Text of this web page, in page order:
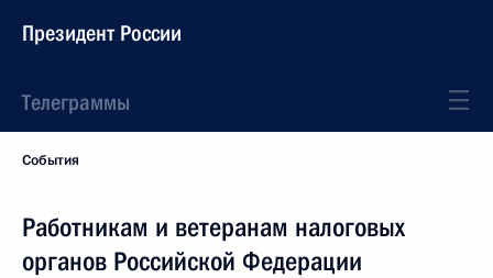
Президент России
Телеграммы
События
Работникам и ветеранам налоговых
органов Российской Федерации